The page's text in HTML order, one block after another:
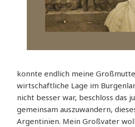
konnte endlich meine
wirtschaftliche Lage im
nicht besser war, beschloss das
gemeinsam auszuwandern,
Argentinien. Mein Großvater